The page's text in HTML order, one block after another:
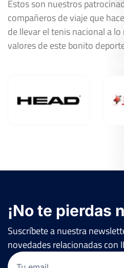
Estos son nuestros
compañeros de viaje que
de llevar el tenis nacional a
valores de este bonito
¡No te pierdas
Suscríbete a nuestra
novedades relacionadas con
Email